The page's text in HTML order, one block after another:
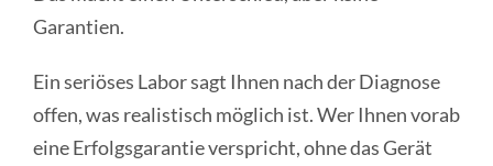
Garantien.
Ein seriöses Labor sagt Ihnen nach der Diagnose
offen, was realistisch möglich ist. Wer Ihnen vorab
eine Erfolgsgarantie verspricht, ohne das Gerät